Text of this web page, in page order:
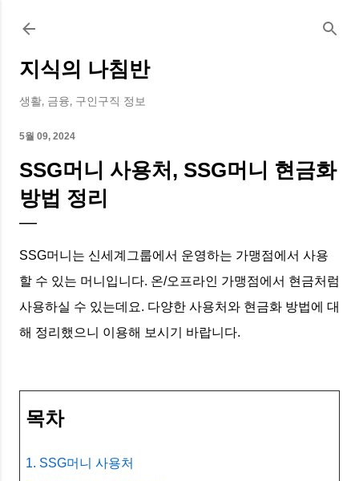
지식의 나침반
생활, 금융, 구인구직 정보
5월 09, 2024
SSG머니 사용처, SSG머니 현금화
방법 정리
SSG머니는 신세계그룹에서 운영하는 가맹점에서 사용
할 수 있는 머니입니다. 온/오프라인 가맹점에서 현금처럼
사용하실 수 있는데요. 다양한 사용처와 현금화 방법에 대
해 정리했으니 이용해 보시기 바랍니다.
목차
1. SSG머니 사용처